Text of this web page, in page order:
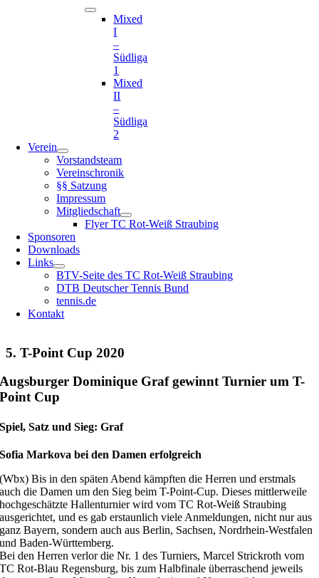
Mixed
I
–
Südliga
1
Mixed
II
–
Südliga
2
Verein
Vorstandsteam
Vereinschronik
§§ Satzung
Impressum
Mitgliedschaft
Flyer TC Rot-Weiß Straubing
Sponsoren
Downloads
Links
BTV-Seite des TC Rot-Weiß Straubing
DTB Deutscher Tennis Bund
tennis.de
Kontakt
5. T-Point Cup 2020
Augsburger Dominique Graf gewinnt Turnier um T-
Point Cup
Spiel, Satz und Sieg: Graf
Sofia Markova bei den Damen erfolgreich
(Wbx) Bis in den späten Abend kämpften die Herren und erstmals
auch die Damen um den Sieg beim T-Point-Cup. Dieses mittlerweile
hochgeschätzte Hallenturnier wird vom TC Rot-Weiß Straubing
ausgerichtet, und es gab erstaunlich viele Anmeldungen, nicht nur aus
ganz Bayern, sondern auch aus Berlin, Sachsen, Nordrhein-Westfalen
und Baden-Württemberg.
Bei den Herren verlor die Nr. 1 des Turniers, Marcel Strickroth vom
TC Rot-Blau Regensburg, bis zum Halbfinale überraschend jeweils